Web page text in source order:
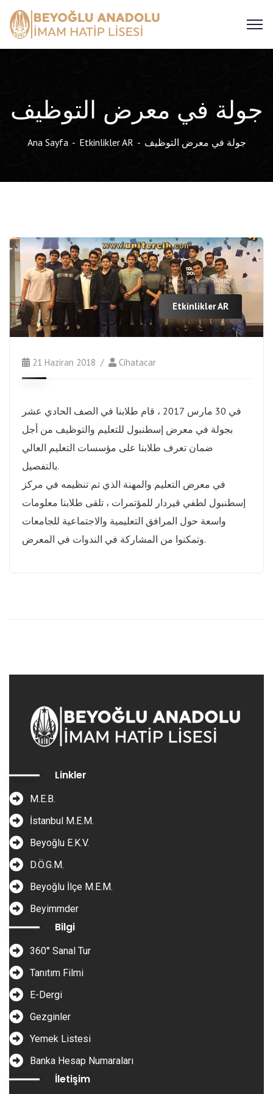
جولة في معرض التوظيف
Ana Sayfa Etkinlikler AR جولة في معرض التوظيف
Etkinlikler AR
21 Haziran 2018 Cihatacar
في 30 مارس 2017 ، قام طلابنا في الصف الحادي عشر
بجولة في معرض إسطنبول للتعليم والتوظيف من أجل
ضمان تعرف طلابنا على مؤسسات التعليم العالي
بالتفصيل.
في معرض التعليم والمهنة الذي تم تنظيمه في مركز
إسطنبول لطفي قيردار للمؤتمرات ، تلقى طلابنا معلومات
واسعة حول المرافق التعليمية والاجتماعية للجامعات
وتمكنوا من المشاركة في الندوات في المعرض.
Linkler
M.E.B.
İstanbul M.E.M.
Beyoğlu E.K.V.
D.Ö.G.M.
Beyoğlu İlçe M.E.M.
Beyimmder
Bilgi
360° Sanal Tur
Tanıtım Filmi
E-Dergi
Gezginler
Yemek Listesi
Banka Hesap Numaraları
İletişim